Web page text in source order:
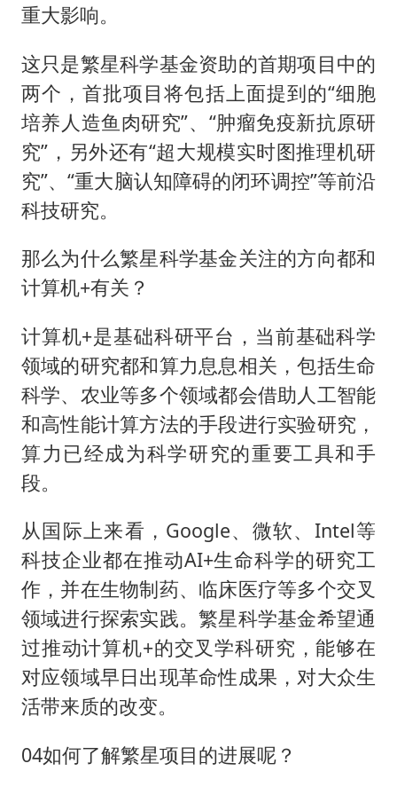
重大影响。
这只是繁星科学基金资助的首期项目中的
两个，首批项目将包括上面提到的“细胞
培养人造鱼肉研究”、“肿瘤免疫新抗原研
究”，另外还有“超大规模实时图推理机研
究”、“重大脑认知障碍的闭环调控”等前沿
科技研究。
那么为什么繁星科学基金关注的方向都和
计算机+有关？
计算机+是基础科研平台，当前基础科学
领域的研究都和算力息息相关，包括生命
科学、农业等多个领域都会借助人工智能
和高性能计算方法的手段进行实验研究，
算力已经成为科学研究的重要工具和手
段。
从国际上来看，Google、微软、Intel等
科技企业都在推动AI+生命科学的研究工
作，并在生物制药、临床医疗等多个交叉
领域进行探索实践。繁星科学基金希望通
过推动计算机+的交叉学科研究，能够在
对应领域早日出现革命性成果，对大众生
活带来质的改变。
04如何了解繁星项目的进展呢？